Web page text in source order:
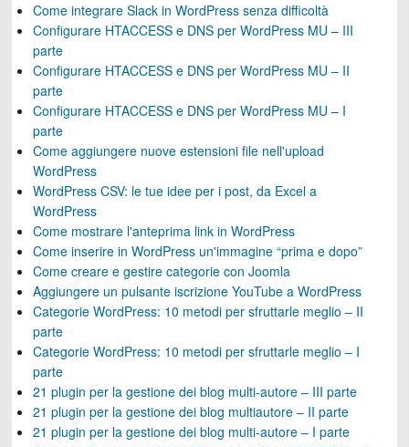
Come integrare Slack in WordPress senza difficoltà
Configurare HTACCESS e DNS per WordPress MU – III
parte
Configurare HTACCESS e DNS per WordPress MU – II
parte
Configurare HTACCESS e DNS per WordPress MU – I
parte
Come aggiungere nuove estensioni file nell'upload
WordPress
WordPress CSV: le tue idee per i post, da Excel a
WordPress
Come mostrare l'anteprima link in WordPress
Come inserire in WordPress un'immagine “prima e dopo”
Come creare e gestire categorie con Joomla
Aggiungere un pulsante iscrizione YouTube a WordPress
Categorie WordPress: 10 metodi per sfruttarle meglio – II
parte
Categorie WordPress: 10 metodi per sfruttarle meglio – I
parte
21 plugin per la gestione dei blog multi-autore – III parte
21 plugin per la gestione dei blog multiautore – II parte
21 plugin per la gestione dei blog multi-autore – I parte